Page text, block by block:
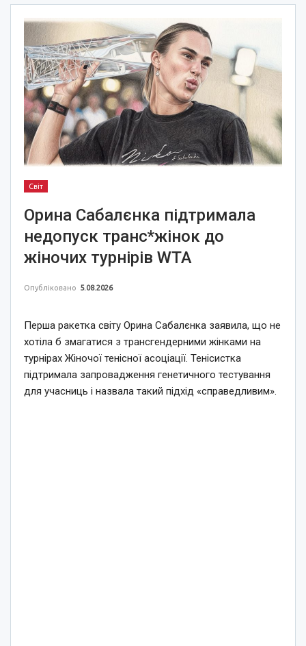
Світ
Орина Сабалєнка підтримала
недопуск транс*жінок до
жіночих турнірів WTA
Опубліковано 5.08.2026
Перша ракетка світу Орина Сабалєнка заявила, що не
хотіла б змагатися з трансгендерними жінками на
турнірах Жіночої тенісної асоціації. Тенісистка
підтримала запровадження генетичного тестування
для учасниць і назвала такий підхід «справедливим».